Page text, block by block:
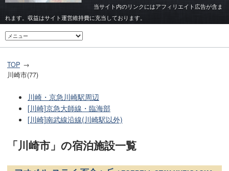
当サイト内のリンクにはアフィリエイト広告が含ま
れます。収益はサイト運営維持費に充当しております。
TOP
川崎市(77)
川崎・京急川崎駅周辺
[川崎]京急大師線・臨海部
[川崎]南武線沿線(川崎駅以外)
「川崎市」の宿泊施設一覧